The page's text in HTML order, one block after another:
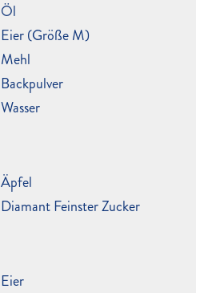
Öl
Eier (Größe M)
Mehl
Backpulver
Wasser
Äpfel
Diamant Feinster Zucker
Eier